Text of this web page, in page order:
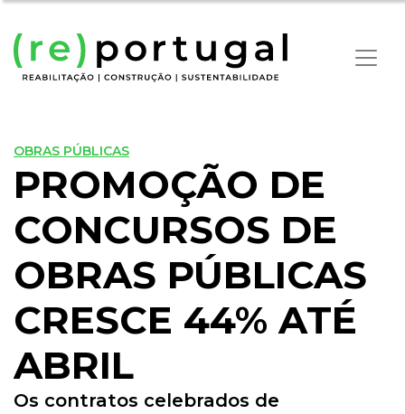
OBRAS PÚBLICAS
PROMOÇÃO DE
CONCURSOS DE
OBRAS PÚBLICAS
CRESCE 44% ATÉ
ABRIL
Os contratos celebrados de